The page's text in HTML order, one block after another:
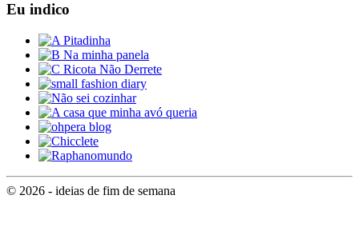
Eu indico
© 2026 - ideias de fim de semana